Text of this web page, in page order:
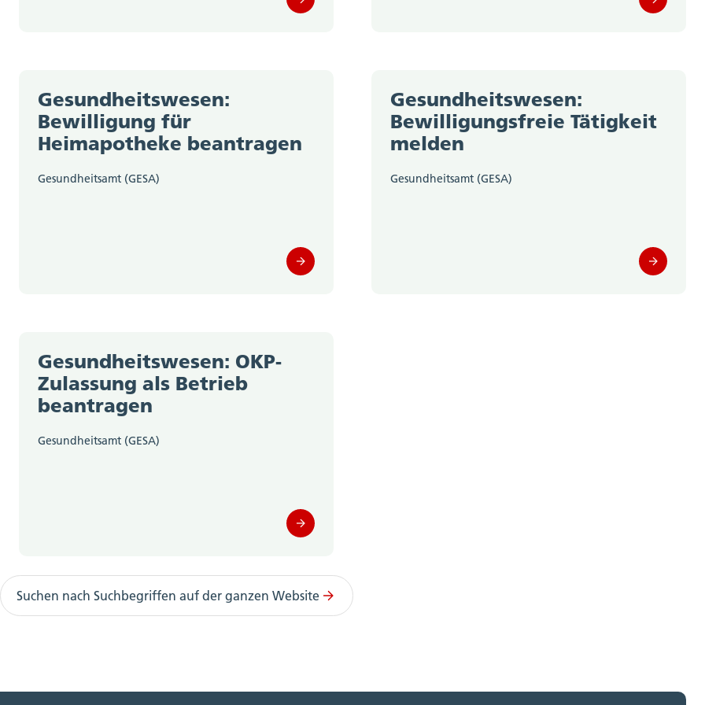
Gesundheitswesen:
Bewilligung für
Heimapotheke beantragen
Gesundheitsamt (GESA)
Gesundheitswesen:
Bewilligungsfreie Tätigkeit
melden
Gesundheitsamt (GESA)
Gesundheitswesen: OKP-
Zulassung als Betrieb
beantragen
Gesundheitsamt (GESA)
Suchen nach Suchbegriffen auf der ganzen Website